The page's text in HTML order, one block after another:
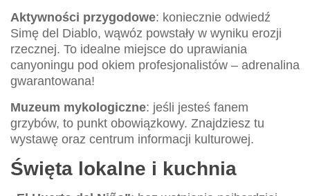
Aktywności przygodowe: koniecznie odwiedź
Simę del Diablo, wąwóz powstały w wyniku erozji
rzecznej. To idealne miejsce do uprawiania
canyoningu pod okiem profesjonalistów – adrenalina
gwarantowana!
Muzeum mykologiczne: jeśli jesteś fanem
grzybów, to punkt obowiązkowy. Znajdziesz tu
wystawę oraz centrum informacji kulturowej.
Święta lokalne i kuchnia